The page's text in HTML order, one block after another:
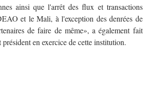
ainsi que l'arrêt des flux et transactions
et le Mali, à l'exception des denrées de
de faire de même», a également fait
en exercice de cette institution.